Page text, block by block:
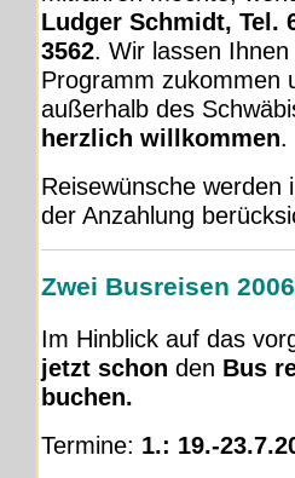
Ludger Schmidt, Tel.
3562. Wir lassen
Programm zukommen
außerhalb des
herzlich willkommen.
Reisewünsche werden
der Anzahlung
Zwei Busreisen
Im Hinblick auf das
jetzt schon den Bus
buchen.
Termine: 1.: 19.-